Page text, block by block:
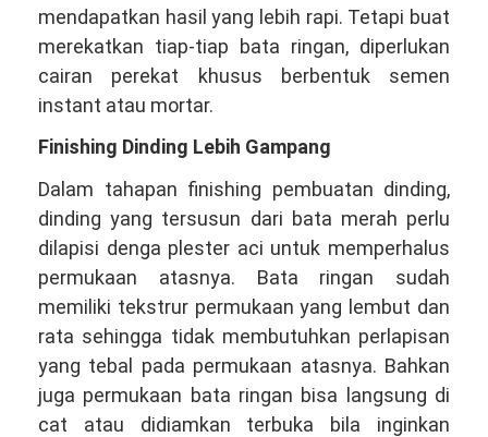
mendapatkan hasil yang lebih rapi. Tetapi buat
merekatkan tiap-tiap bata ringan, diperlukan
cairan perekat khusus berbentuk semen
instant atau mortar.
Finishing Dinding Lebih Gampang
Dalam tahapan finishing pembuatan dinding,
dinding yang tersusun dari bata merah perlu
dilapisi denga plester aci untuk memperhalus
permukaan atasnya. Bata ringan sudah
memiliki tekstrur permukaan yang lembut dan
rata sehingga tidak membutuhkan perlapisan
yang tebal pada permukaan atasnya. Bahkan
juga permukaan bata ringan bisa langsung di
cat atau didiamkan terbuka bila inginkan